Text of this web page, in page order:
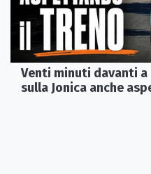
Venti minuti davanti
sulla Jonica anche